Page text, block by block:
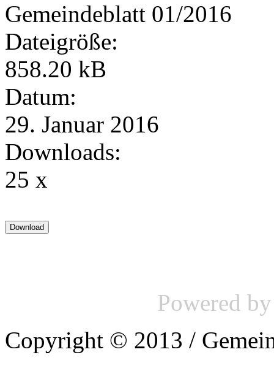
Gemeindeblatt 01/2016
Dateigröße:
858.20 kB
Datum:
29. Januar 2016
Downloads:
25 x
Powered
Copyright © 2013 /